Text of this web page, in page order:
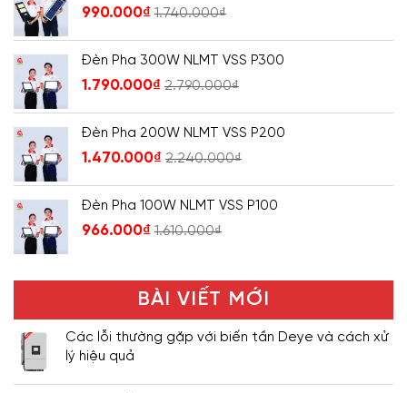
990.000₫ 1.740.000₫
Đèn Pha 300W NLMT VSS P300
1.790.000₫ 2.790.000₫
Đèn Pha 200W NLMT VSS P200
1.470.000₫ 2.240.000₫
Đèn Pha 100W NLMT VSS P100
966.000₫ 1.610.000₫
BÀI VIẾT MỚI
Các lỗi thường gặp với biến tần Deye và cách xử
lý hiệu quả